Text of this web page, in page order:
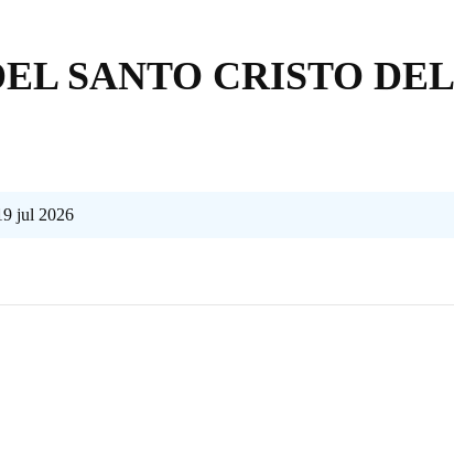
SANTO CRISTO DEL
jul 2026